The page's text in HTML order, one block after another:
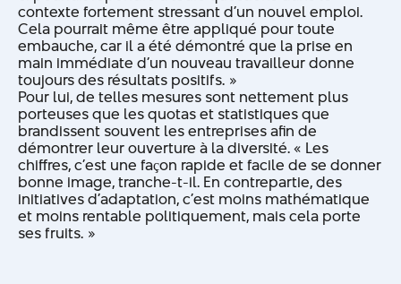
contexte fortement stressant d’un nouvel emploi.
Cela pourrait même être appliqué pour toute
embauche, car il a été démontré que la prise en
main immédiate d’un nouveau travailleur donne
toujours des résultats positifs. »
Pour lui, de telles mesures sont nettement plus
porteuses que les quotas et statistiques que
brandissent souvent les entreprises afin de
démontrer leur ouverture à la diversité. « Les
chiffres, c’est une façon rapide et facile de se donner
bonne image, tranche-t-il. En contrepartie, des
initiatives d’adaptation, c’est moins mathématique
et moins rentable politiquement, mais cela porte
ses fruits. »